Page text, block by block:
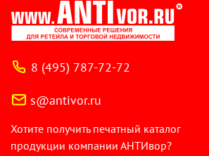
8 (495) 787-72-72
s@antivor.ru
Хотите получить печатный каталог
продукции компании АНТИвор?